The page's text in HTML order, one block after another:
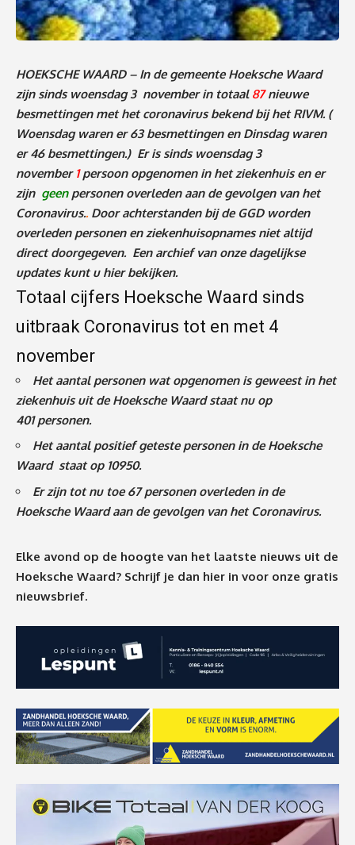
HOEKSCHE WAARD – In de gemeente Hoeksche Waard
zijn sinds woensdag 3 november in totaal 87 nieuwe
besmettingen met het coronavirus bekend bij het RIVM. (
Woensdag waren er 63 besmettingen en Dinsdag waren
er 46 besmettingen.) Er is sinds woensdag 3
november 1persoon opgenomen in het ziekenhuis en er
zijn geenpersonen overleden aan de gevolgen van het
Coronavirus.. Door achterstanden bij de GGD worden
overleden personen en ziekenhuisopnames niet altijd
direct doorgegeven. Een archief van onze dagelijkse
updates kunt u hierbekijken.
Totaal cijfers Hoeksche Waard sinds
uitbraak Coronavirus tot en met 4
november
Het aantal personen wat opgenomen is geweest in het
ziekenhuis uit de Hoeksche Waard staat nu op
401personen.
Het aantal positief geteste personen in de Hoeksche
Waard staat op 10950.
Er zijn tot nu toe 67 personen overleden in de
Hoeksche Waard aan de gevolgen van het Coronavirus.
Elke avond op de hoogte van het laatste nieuws uit de
Hoeksche Waard? Schrijf je dan hier in voor onze gratis
nieuwsbrief.